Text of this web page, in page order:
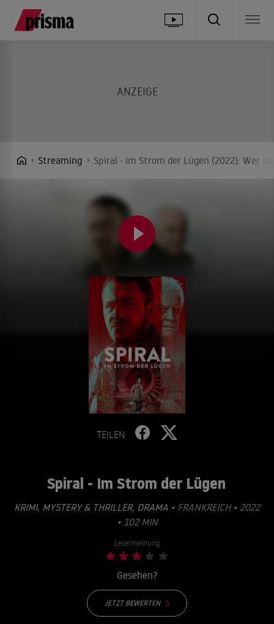
Streaming Spiral - Im Strom der Lügen (2022): Wer
TEILEN
Spiral - Im Strom der Lügen
KRIMI, MYSTERY & THRILLER, DRAMA • FRANKREICH • 2022
• 102 MIN
Lesermeinung
Gesehen?
JETZT BEWERTEN